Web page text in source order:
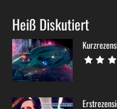
Heiß Diskutiert